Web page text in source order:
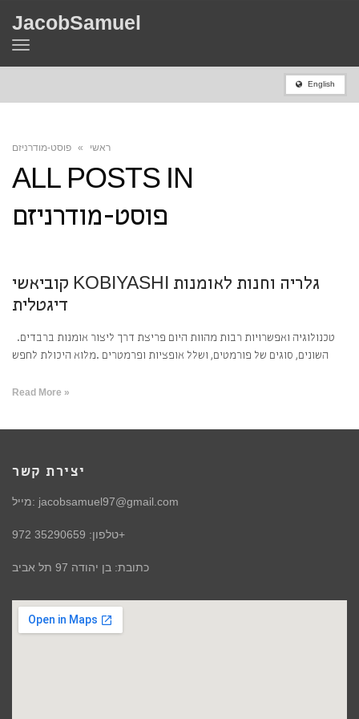
JacobSamuel
Toggle
English
ראשי » פוסט-מודרניזם
ALL POSTS IN
פוסט-מודרניזם
קוביאשי KOBIYASHI גלריה וחנות לאומנות
דיגטלית
.טכנולוגיה ואפשרויות רבות מהוות היום פריצת דרך ליצור אומנות ברבדים
השונים, סוגים של פורמטים, ושלל אופציות ופרמטרים .מלוא היכולת לחפש
Read More »
יצירת קשר
מייל: jacobsamuel97@gmail.com
טלפון: 35290659 972+
כתובת: בן יהודה 97 תל אביב